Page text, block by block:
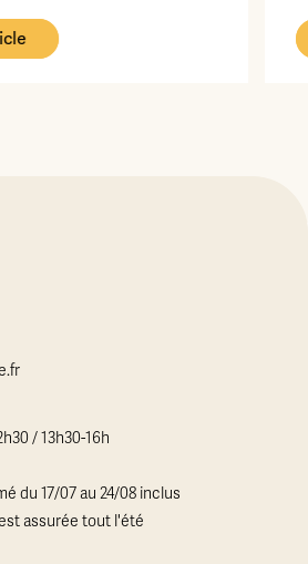
/ 13h30-16h
du 17/07 au 24/08 inclus
assurée tout l'été